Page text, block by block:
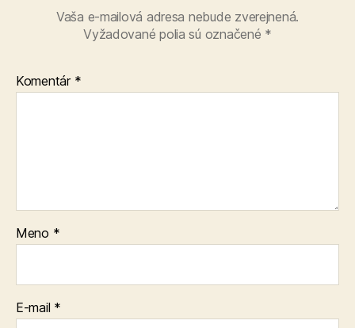
Vaša e-mailová adresa nebude zverejnená.
Vyžadované polia sú označené *
Komentár *
Meno *
E-mail *